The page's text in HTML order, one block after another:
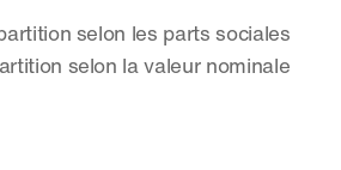
selon les parts sociales
selon la valeur nominale